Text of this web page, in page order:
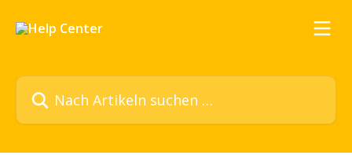
Nach Artikeln suchen …